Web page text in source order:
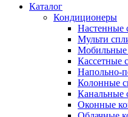
Каталог
Кондиционеры
Настенные
Мульти
Мобильные
Кассетные
Напольно-
Колонные
Канальные
Оконные